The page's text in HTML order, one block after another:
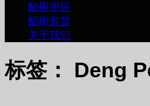
酷蝌测评
酷蝌有货
关于我们
标签： Deng